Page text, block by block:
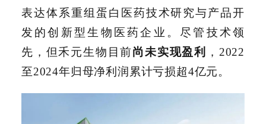
表达体系重组蛋白医药技术研究与产品开
发的创新型生物医药企业。尽管技术领
先，但禾元生物目前尚未实现盈利
，2022
至2024年归母净利润累计亏损超4亿元。